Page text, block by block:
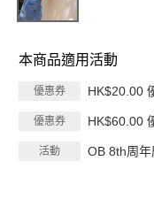
本商品適用活動
優惠券 HK$20.00
優惠券 HK$60.00
活動 OB 8th周